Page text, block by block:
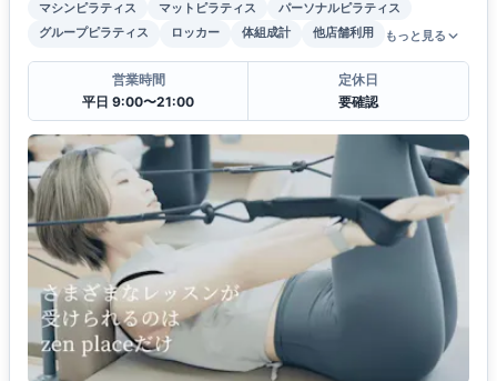
マシンピラティス マットピラティス
パーソナルピラティス
グループピラティス
ロッカー 体組成計 他店舗利用 もっと見る
営業時間
平日 9:00〜21:00
定休日
要確認